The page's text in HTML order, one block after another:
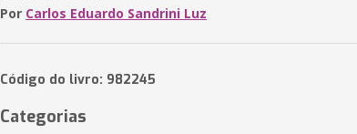
Por Carlos Eduardo Sandrini Luz
Código do livro: 982245
Categorias